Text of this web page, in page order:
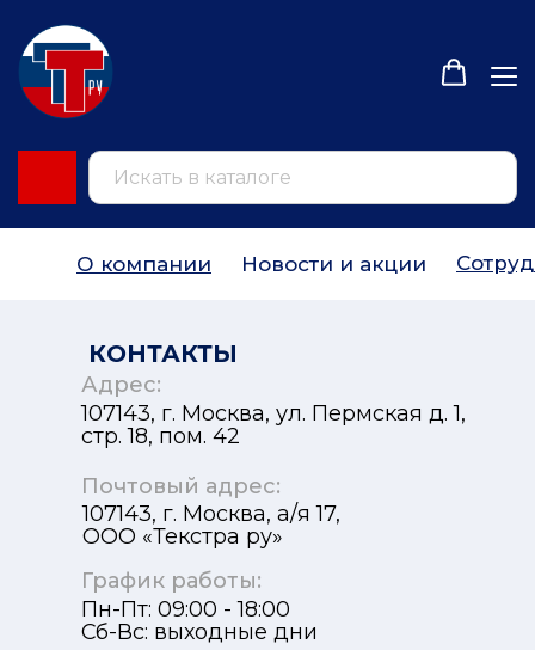
О компании Новости и акции
КОНТАКТЫ
Адрес:
107143, г. Москва, ул. Пермская д. 1,
стр. 18, пом. 42
Почтовый адрес:
107143, г. Москва, а/я 17,
ООО «Текстра ру»
График работы:
Пн-Пт: 09:00 - 18:00
Сб-Вс: выходные дни